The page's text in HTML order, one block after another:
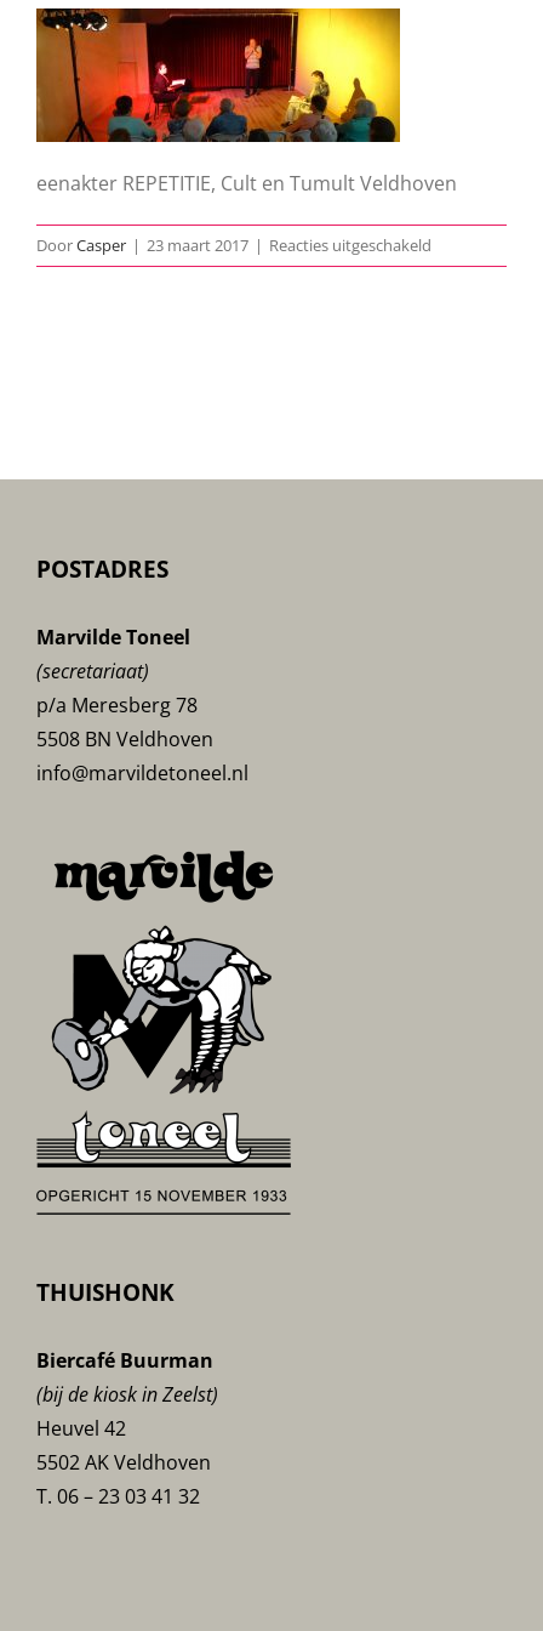
eenakter REPETITIE, Cult en Tumult Veldhoven
DoorCasper | 23 maart 2017 | Reacties uitgeschakeld
Repetitie-
POSTADRES
Marvilde Toneel
(secretariaat)
p/a Meresberg 78
5508 BN Veldhoven
info@marvildetoneel.nl
THUISHONK
Biercafé Buurman
(bij de kiosk in Zeelst)
Heuvel 42
5502 AK Veldhoven
T. 06 – 23 03 41 32